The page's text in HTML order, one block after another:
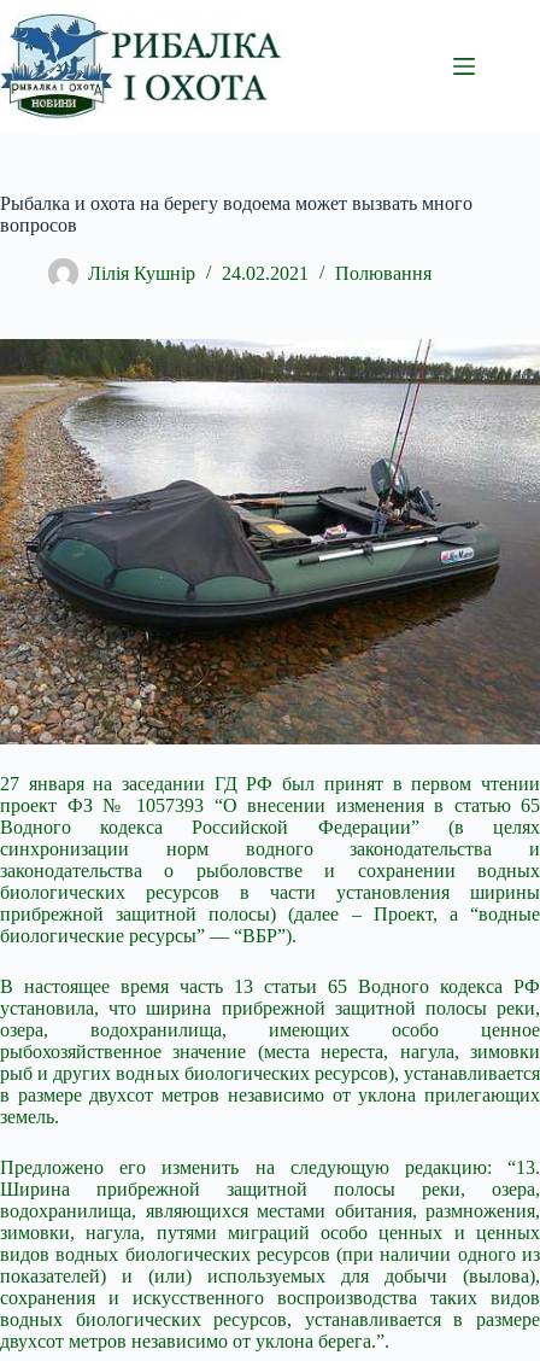
Перейти
до
вмісту
Рыбалка и охота на берегу водоема может вызвать много
вопросов
Лілія Кушнір 24.02.2021 Полювання
27 января на заседании ГД РФ был принят в первом чтении
проект ФЗ № 1057393 “О внесении изменения в статью 65
Водного кодекса Российской Федерации” (в целях
синхронизации норм водного законодательства и
законодательства о рыболовстве и сохранении водных
биологических ресурсов в части установления ширины
прибрежной защитной полосы) (далее – Проект, а “водные
биологические ресурсы” — “ВБР”).
В настоящее время часть 13 статьи 65 Водного кодекса РФ
установила, что ширина прибрежной защитной полосы реки,
озера, водохранилища, имеющих особо ценное
рыбохозяйственное значение (места нереста, нагула, зимовки
рыб и других водных биологических ресурсов), устанавливается
в размере двухсот метров независимо от уклона прилегающих
земель.
Предложено его изменить на следующую редакцию: “13.
Ширина прибрежной защитной полосы реки, озера,
водохранилища, являющихся местами обитания, размножения,
зимовки, нагула, путями миграций особо ценных и ценных
видов водных биологических ресурсов (при наличии одного из
показателей) и (или) используемых для добычи (вылова),
сохранения и искусственного воспроизводства таких видов
водных биологических ресурсов, устанавливается в размере
двухсот метров независимо от уклона берега.”.